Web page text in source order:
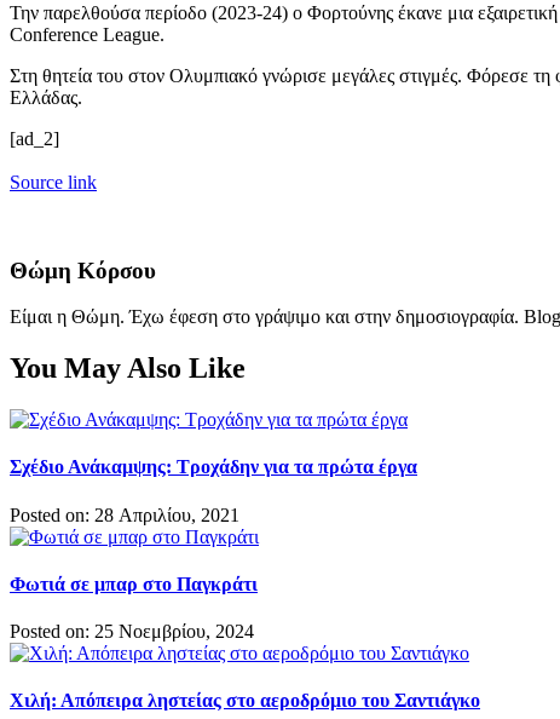
Την παρελθούσα περίοδο (2023-24) ο Φορτούνης έκανε μια
Conference League.
Στη θητεία του στον Ολυμπιακό γνώρισε μεγάλες στιγμές. Φόρεσε
Ελλάδας.
[ad_2]
Source link
Θώμη Κόρσου
Είμαι η Θώμη. Έχω έφεση στο γράψιμο και στην δημοσιογραφία.
You May Also Like
Σχέδιο Ανάκαμψης: Τροχάδην για τα πρώτα έργα
Posted on: 28 Απριλίου, 2021
Φωτιά σε μπαρ στο Παγκράτι
Posted on: 25 Νοεμβρίου, 2024
Χιλή: Απόπειρα ληστείας στο αεροδρόμιο του Σαντιάγκο